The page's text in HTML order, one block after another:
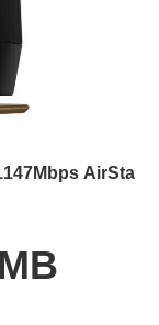
AirSta